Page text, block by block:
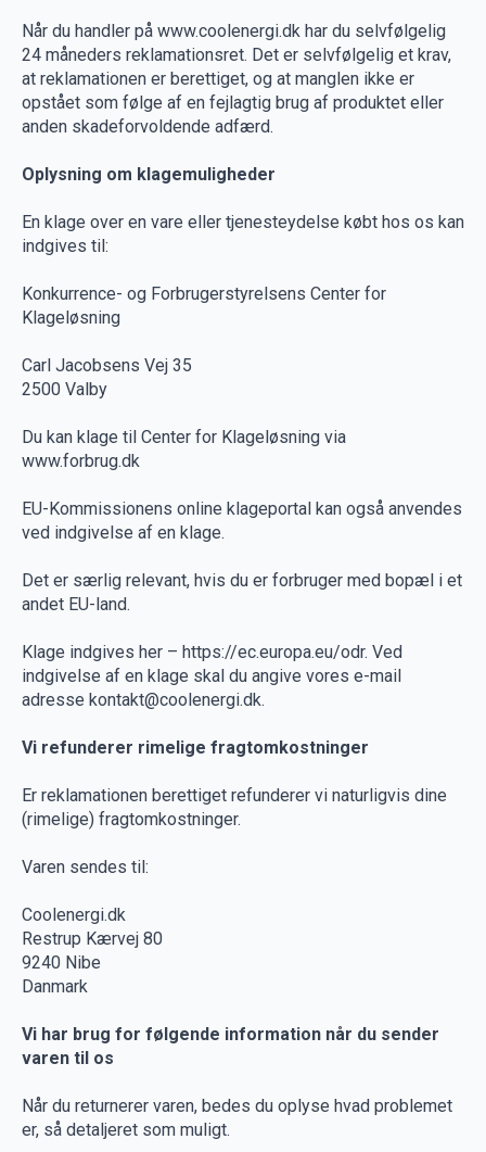
Når du handler på www.coolenergi.dk har du selvfølgelig
24 måneders reklamationsret. Det er selvfølgelig et krav,
at reklamationen er berettiget, og at manglen ikke er
opstået som følge af en fejlagtig brug af produktet eller
anden skadeforvoldende adfærd.
Oplysning om klagemuligheder
En klage over en vare eller tjenesteydelse købt hos os kan
indgives til:
Konkurrence- og Forbrugerstyrelsens Center for
Klageløsning
Carl Jacobsens Vej 35
2500 Valby
Du kan klage til Center for Klageløsning via
www.forbrug.dk
EU-Kommissionens online klageportal kan også anvendes
ved indgivelse af en klage.
Det er særlig relevant, hvis du er forbruger med bopæl i et
andet EU-land.
Klage indgives her – https://ec.europa.eu/odr. Ved
indgivelse af en klage skal du angive vores e-mail
adresse kontakt@coolenergi.dk.
Vi refunderer rimelige fragtomkostninger
Er reklamationen berettiget refunderer vi naturligvis dine
(rimelige) fragtomkostninger.
Varen sendes til:
Coolenergi.dk
Restrup Kærvej 80
9240 Nibe
Danmark
Vi har brug for følgende information når du sender
varen til os
Når du returnerer varen, bedes du oplyse hvad problemet
er, så detaljeret som muligt.